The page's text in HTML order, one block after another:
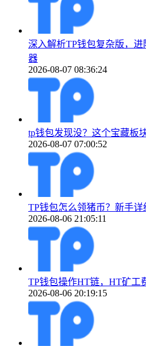
深入解析TP钱包复杂版，
器
2026-08-07 08:36:24
tp钱包发现没？这个宝藏板
2026-08-07 07:00:52
TP钱包怎么领猪币？新手
2026-08-06 21:05:11
TP钱包操作HT链，HT矿工
2026-08-06 20:19:15